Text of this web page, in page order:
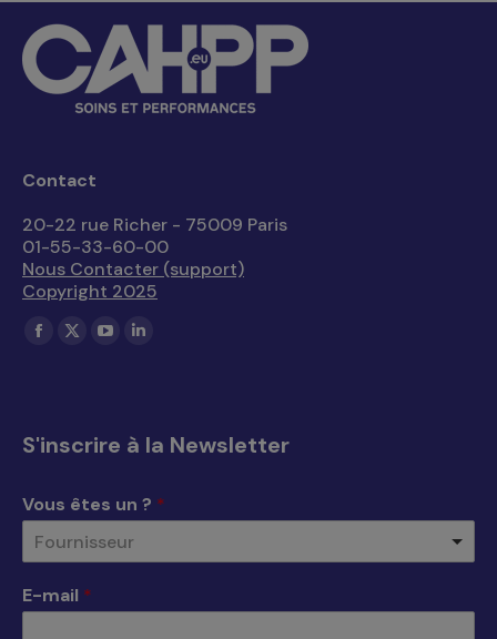
Contact
20-22 rue Richer - 75009 Paris
01-55-33-60-00
Nous Contacter (support)
Copyright 2025
Trouvez nous sur :
La
dans
nouvelle
fenêtre
La
dans
nouvelle
fenêtre
La
dans
nouvelle
fenêtre
La
dans
nouvelle
S'inscrire à la Newsletter
Vous êtes un ? *
Fournisseur
E-mail *